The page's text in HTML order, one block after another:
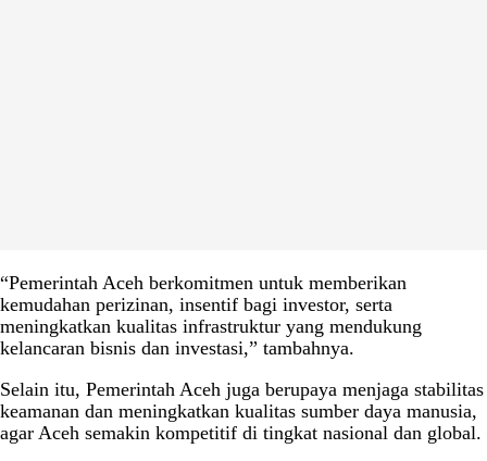
“Pemerintah Aceh berkomitmen untuk memberikan
kemudahan perizinan, insentif bagi investor, serta
meningkatkan kualitas infrastruktur yang mendukung
kelancaran bisnis dan investasi,” tambahnya.
Selain itu, Pemerintah Aceh juga berupaya menjaga stabilitas
keamanan dan meningkatkan kualitas sumber daya manusia,
agar Aceh semakin kompetitif di tingkat nasional dan global.